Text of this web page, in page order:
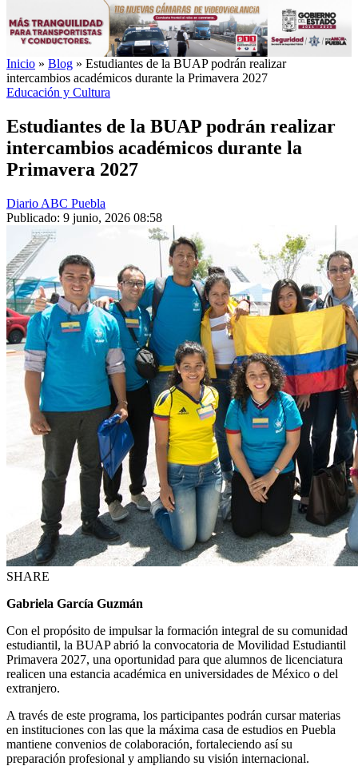
Inicio » Blog » Estudiantes de la BUAP podrán realizar
intercambios académicos durante la Primavera 2027
Educación y Cultura
Estudiantes de la BUAP podrán realizar
intercambios académicos durante la
Primavera 2027
Diario ABC Puebla
Publicado: 9 junio, 2026 08:58
SHARE
Gabriela García Guzmán
Con el propósito de impulsar la formación integral de su comunidad
estudiantil, la BUAP abrió la convocatoria de Movilidad Estudiantil
Primavera 2027, una oportunidad para que alumnos de licenciatura
realicen una estancia académica en universidades de México o del
extranjero.
A través de este programa, los participantes podrán cursar materias
en instituciones con las que la máxima casa de estudios en Puebla
mantiene convenios de colaboración, fortaleciendo así su
preparación profesional y ampliando su visión internacional.